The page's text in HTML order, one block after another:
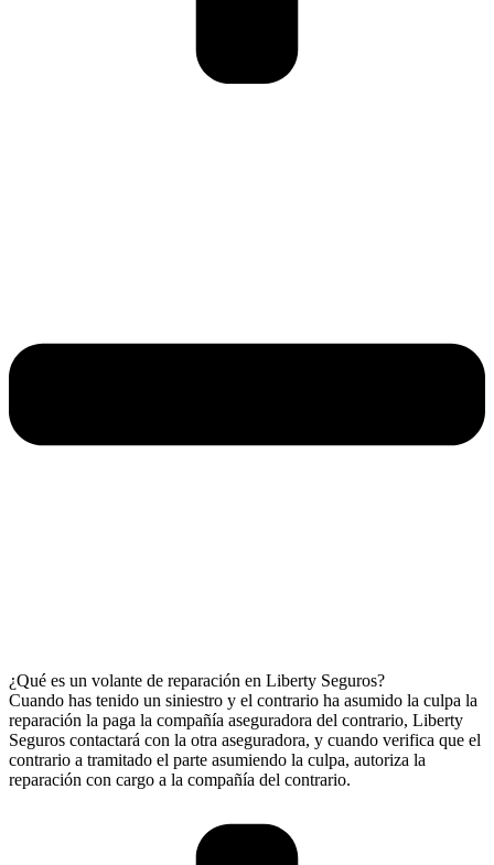
¿Qué es un volante de reparación en Liberty Seguros?
Cuando has tenido un siniestro y el contrario ha asumido la culpa la
reparación la paga la compañía aseguradora del contrario, Liberty
Seguros contactará con la otra aseguradora, y cuando verifica que el
contrario a tramitado el parte asumiendo la culpa, autoriza la
reparación con cargo a la compañía del contrario.